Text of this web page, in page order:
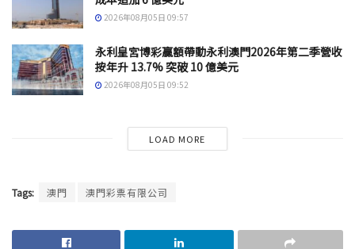
2026年08月05日 09:57
永利皇宮博彩贏額帶動永利澳門2026年第二季營收
按年升 13.7% 突破 10 億美元
2026年08月05日 09:52
LOAD MORE
Tags: 澳門 澳門彩票有限公司